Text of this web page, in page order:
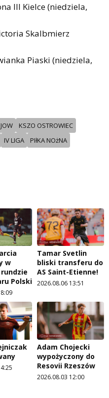
III Kielce (niedziela,
Skalbmierz
Piaski (niedziela,
KSZO OSTROWIEC
IV LIGA PIłKA NOżNA
w
Polski
Tamar Svetlin
bliski transferu do
AS Saint-Etienne!
2026.08.06 13:51
Adam Chojecki
wypożyczony do
Resovii Rzeszów
2026.08.03 12:00